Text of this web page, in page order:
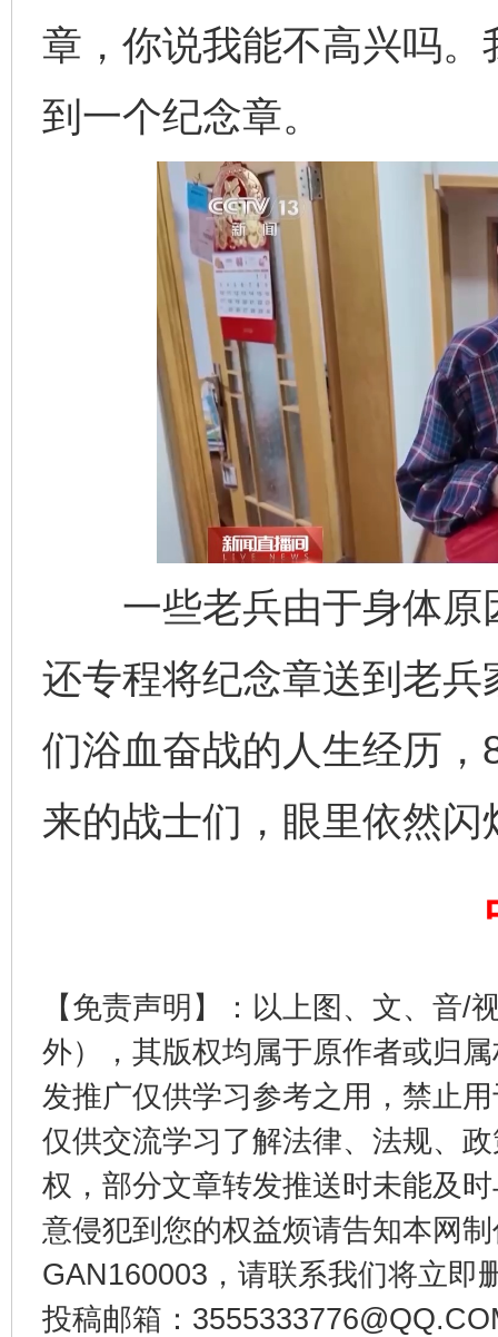
章，你说我能不高兴吗
到一个纪念章。
一些老兵由于身体原
还专程将纪念章送到老
们浴血奋战的人生经历
来的战士们，眼里依然
【免责声明】：以上图、文、音/
外），其版权均属于原作者或归
发推广仅供学习参考之用，禁止
仅供交流学习了解法律、法规、
权，部分文章转发推送时未能及
意侵犯到您的权益烦请告知本网
GAN160003，请联系我们将立即
投稿邮箱：
完善运行机制助力责任有效落实 一纸欠
东山县通报“牛蛙产品抗生素超标问题” 法